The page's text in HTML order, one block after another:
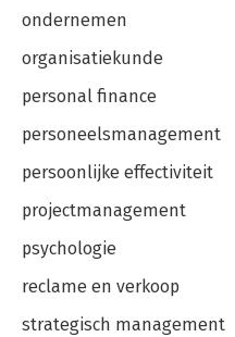
ondernemen
organisatiekunde
personal finance
personeelsmanagement
persoonlijke effectiviteit
projectmanagement
psychologie
reclame en verkoop
strategisch management